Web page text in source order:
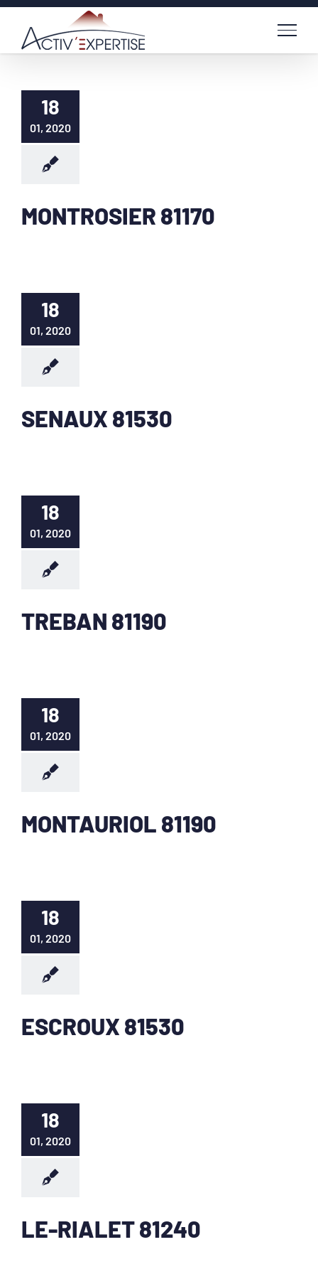
Passer
contenu
18
01, 2020
MONTROSIER 81170
18
01, 2020
SENAUX 81530
18
01, 2020
TREBAN 81190
18
01, 2020
MONTAURIOL 81190
18
01, 2020
ESCROUX 81530
18
01, 2020
LE-RIALET 81240